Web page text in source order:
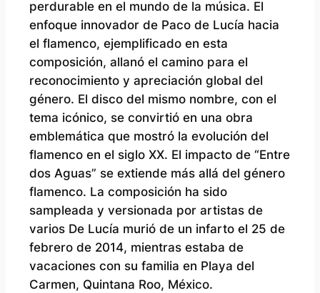
perdurable en el mundo de la música. El
enfoque innovador de Paco de Lucía hacia
el flamenco, ejemplificado en esta
composición, allanó el camino para el
reconocimiento y apreciación global del
género. El disco del mismo nombre, con el
tema icónico, se convirtió en una obra
emblemática que mostró la evolución del
flamenco en el siglo XX. El impacto de “Entre
dos Aguas” se extiende más allá del género
flamenco. La composición ha sido
sampleada y versionada por artistas de
varios De Lucía murió de un infarto el 25 de
febrero de 2014, mientras estaba de
vacaciones con su familia en Playa del
Carmen, Quintana Roo, México.